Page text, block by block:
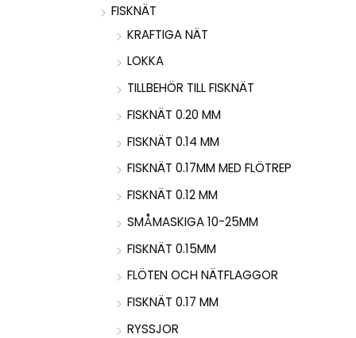
FISKNÄT
KRAFTIGA NÄT
LOKKA
TILLBEHÖR TILL FISKNÄT
FISKNÄT 0.20 MM
FISKNÄT 0.14 MM
FISKNÄT 0.17MM MED FLÖTREP
FISKNÄT 0.12 MM
SMÅMASKIGA 10-25MM
FISKNÄT 0.15MM
FLÖTEN OCH NÄTFLAGGOR
FISKNÄT 0.17 MM
RYSSJOR